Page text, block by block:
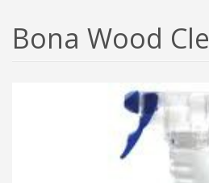
Bona Wood